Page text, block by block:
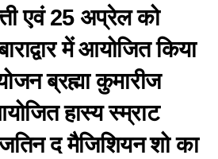
एवं 25 अप्रेल को
में आयोजित किया
ब्रह्मा कुमारीज
हास्य स्म्राट
द मैजिशियन शो का